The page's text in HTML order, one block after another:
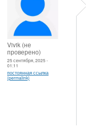
Vivik (не
проверено)
25 сентября, 2025 -
01:11
постоянная ссылка
(permalink)